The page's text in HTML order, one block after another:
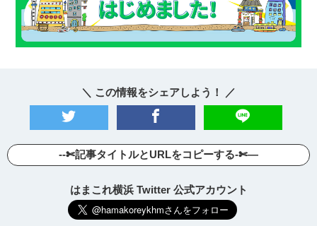
＼ この情報をシェアしよう！ ／
--✄記事タイトルとURLをコピーする-✄—
はまこれ横浜 Twitter 公式アカウント